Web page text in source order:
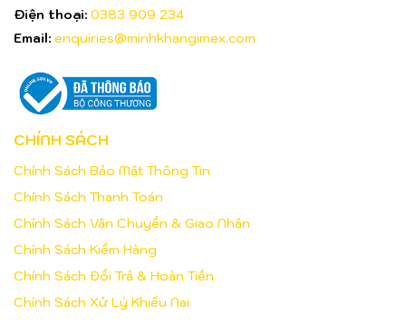
Điện thoại: 0383 909 234
Email: enquiries@minhkhangimex.com
CHÍNH SÁCH
Chính Sách Bảo Mật Thông Tin
Chính Sách Thanh Toán
Chính Sách Vận Chuyển & Giao Nhận
Chính Sách Kiểm Hàng
Chính Sách Đổi Trả & Hoàn Tiền
Chính Sách Xử Lý Khiếu Nại